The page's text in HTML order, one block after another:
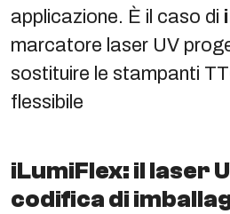
applicazione. È il caso di
marcatore laser UV
sostituire le stampanti
flessibile
iLumiFlex: il laser
codifica di